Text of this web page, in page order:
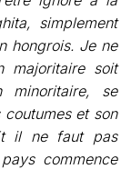
simplement
hongrois. Je ne
majoritaire soit
minoritaire, se
et son
il ne faut pas
commence